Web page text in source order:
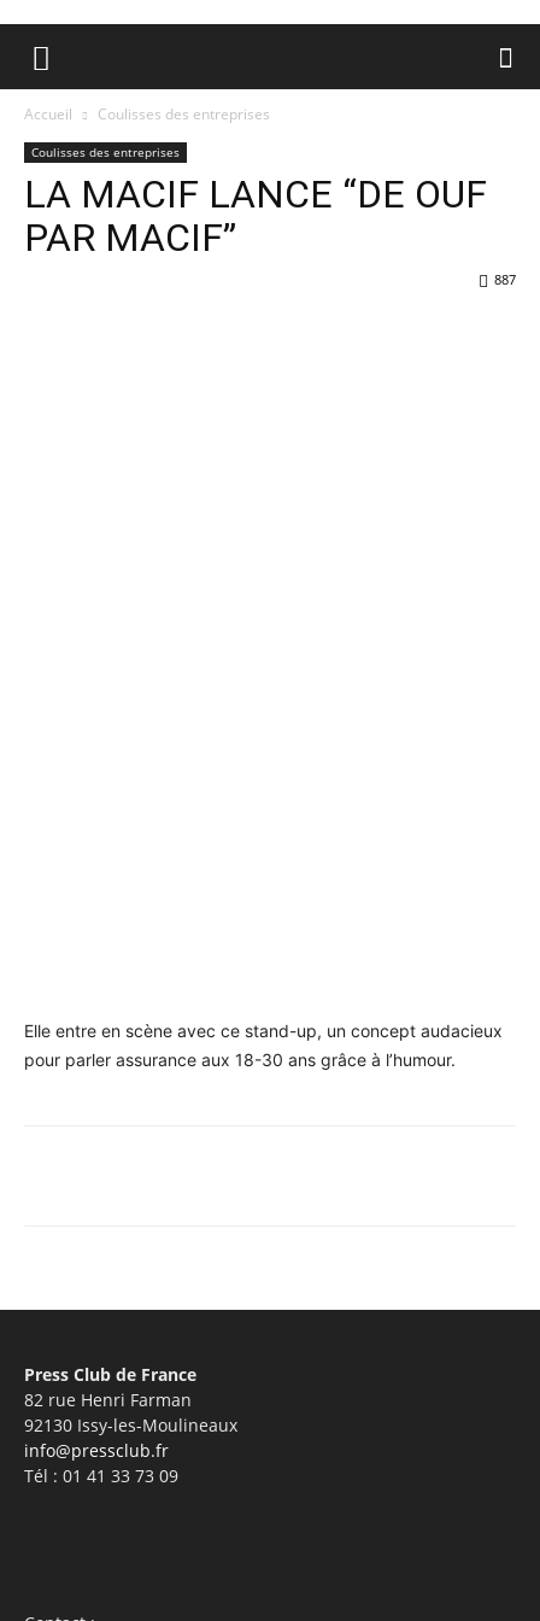
Accueil Coulisses des entreprises
Coulisses des entreprises
LA MACIF LANCE “DE OUF
PAR MACIF”
887
Elle entre en scène avec ce stand-up, un concept audacieux
pour parler assurance aux 18-30 ans grâce à l’humour.
Press Club de France
82 rue Henri Farman
92130 Issy-les-Moulineaux
info@pressclub.fr
Tél : 01 41 33 73 09